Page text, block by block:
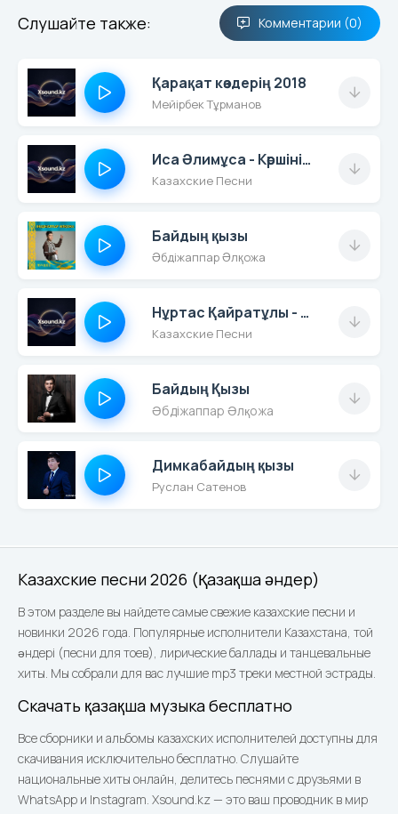
Казахские песни 2026 (Қазақша әндер)
В этом разделе вы найдете самые свежие казахские песни и
новинки 2026 года. Популярные исполнители Казахстана, той
әндері (песни для тоев), лирические баллады и танцевальные
хиты. Мы собрали для вас лучшие mp3 треки местной эстрады.
Скачать қазақша музыка бесплатно
Все сборники и альбомы казахских исполнителей доступны для
скачивания исключительно бесплатно. Слушайте
национальные хиты онлайн, делитесь песнями с друзьями в
WhatsApp и Instagram. Xsound.kz — это ваш проводник в мир
Слушайте также: Комментарии (0)
Қарақат көздерің 2018
Мейірбек Тұрманов
Иса Әлимұса - Көршінің Қызы-Ай
Казахские Песни
Байдың қызы
Әбдіжаппар Әлқожа
Нұртас Қайратұлы - Хан Қызы Болсаңда
Казахские Песни
Байдың Қызы
Әбдіжаппар Әлқожа
Димкабайдың қызы
Руслан Сатенов